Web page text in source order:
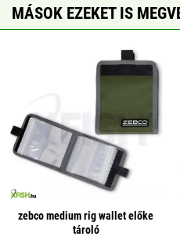
MÁSOK EZEKET IS
zebco medium rig wallet előke
tároló